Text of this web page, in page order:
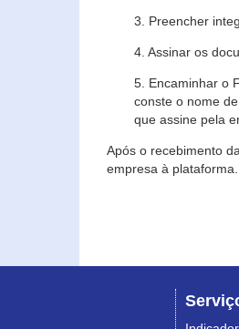
3. Preencher
4. Assinar os
5. Encaminhar o
conste o nome
que assine pela
Após o recebimento
empresa à plataforma.